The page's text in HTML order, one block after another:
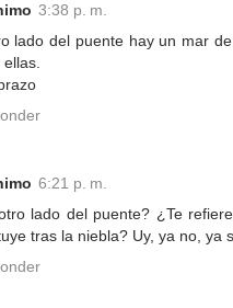
3:38 p. m.
lado del puente hay un mar
6:21 p. m.
lado del puente? ¿Te
tras la niebla? Uy, ya no, ya